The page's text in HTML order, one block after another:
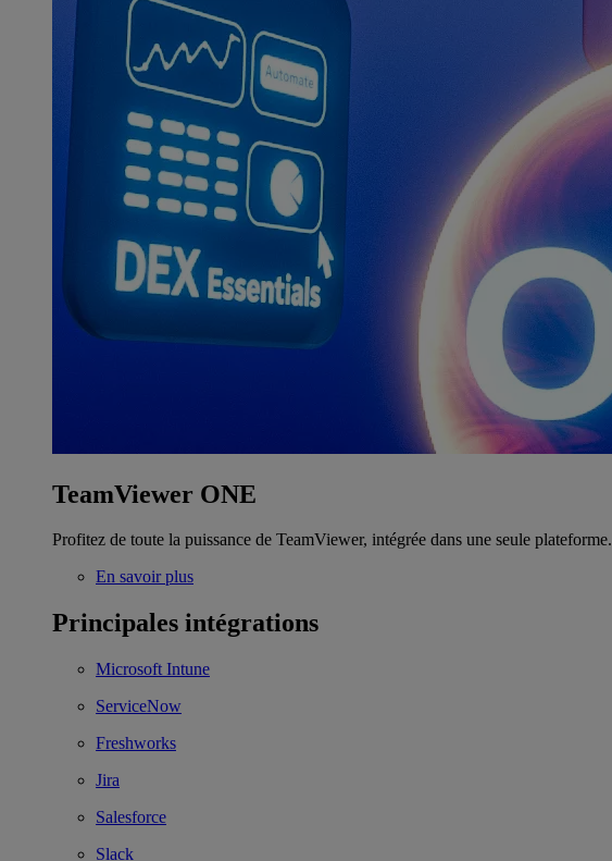
TeamViewer ONE
Profitez de toute la puissance de TeamViewer, intégrée dans une seule plateforme.
En savoir plus
Principales intégrations
Microsoft Intune
ServiceNow
Freshworks
Jira
Salesforce
Slack